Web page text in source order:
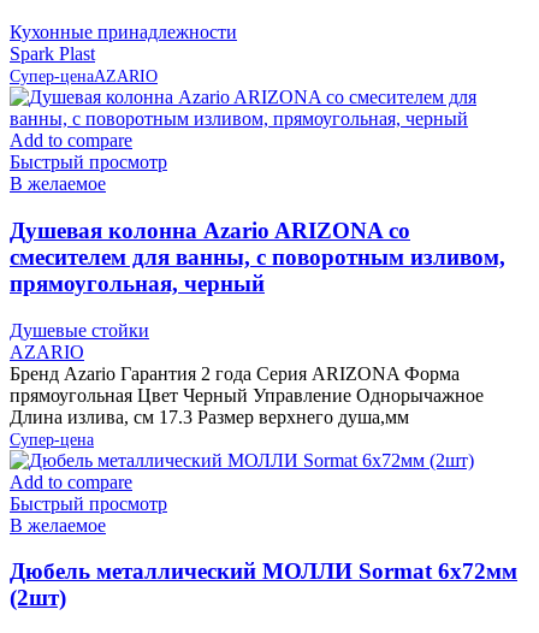
Кухонные принадлежности
Spark Plast
Супер-ценаAZARIO
Add to compare
Быстрый просмотр
В желаемое
Душевая колонна Azario ARIZONA со
смесителем для ванны, с поворотным изливом,
прямоугольная, черный
Душевые стойки
AZARIO
Бренд Azario Гарантия 2 года Серия ARIZONA Форма
прямоугольная Цвет Черный Управление Однорычажное
Длина излива, см 17.3 Размер верхнего душа,мм
Супер-цена
Add to compare
Быстрый просмотр
В желаемое
Дюбель металлический МОЛЛИ Sormat 6х72мм
(2шт)